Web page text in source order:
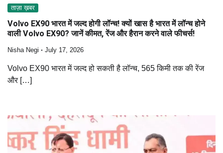
ताज़ा ख़बर
Volvo EX90 भारत में जल्द होगी लॉन्च! क्यों खास है भारत में लॉन्च होने
वाली Volvo EX90? जानें कीमत, रेंज और हैरान करने वाले फीचर्स!
Nisha Negi July 17, 2026
Volvo EX90 भारत में जल्द हो सकती है लॉन्च, 565 किमी तक की रेंज
और […]